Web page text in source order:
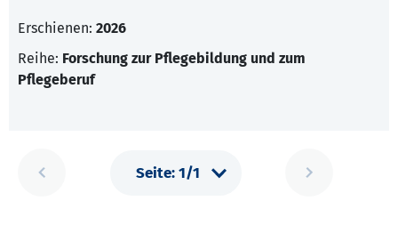
Erschienen: 2026
Reihe: Forschung zur Pflegebildung und zum
Pflegeberuf